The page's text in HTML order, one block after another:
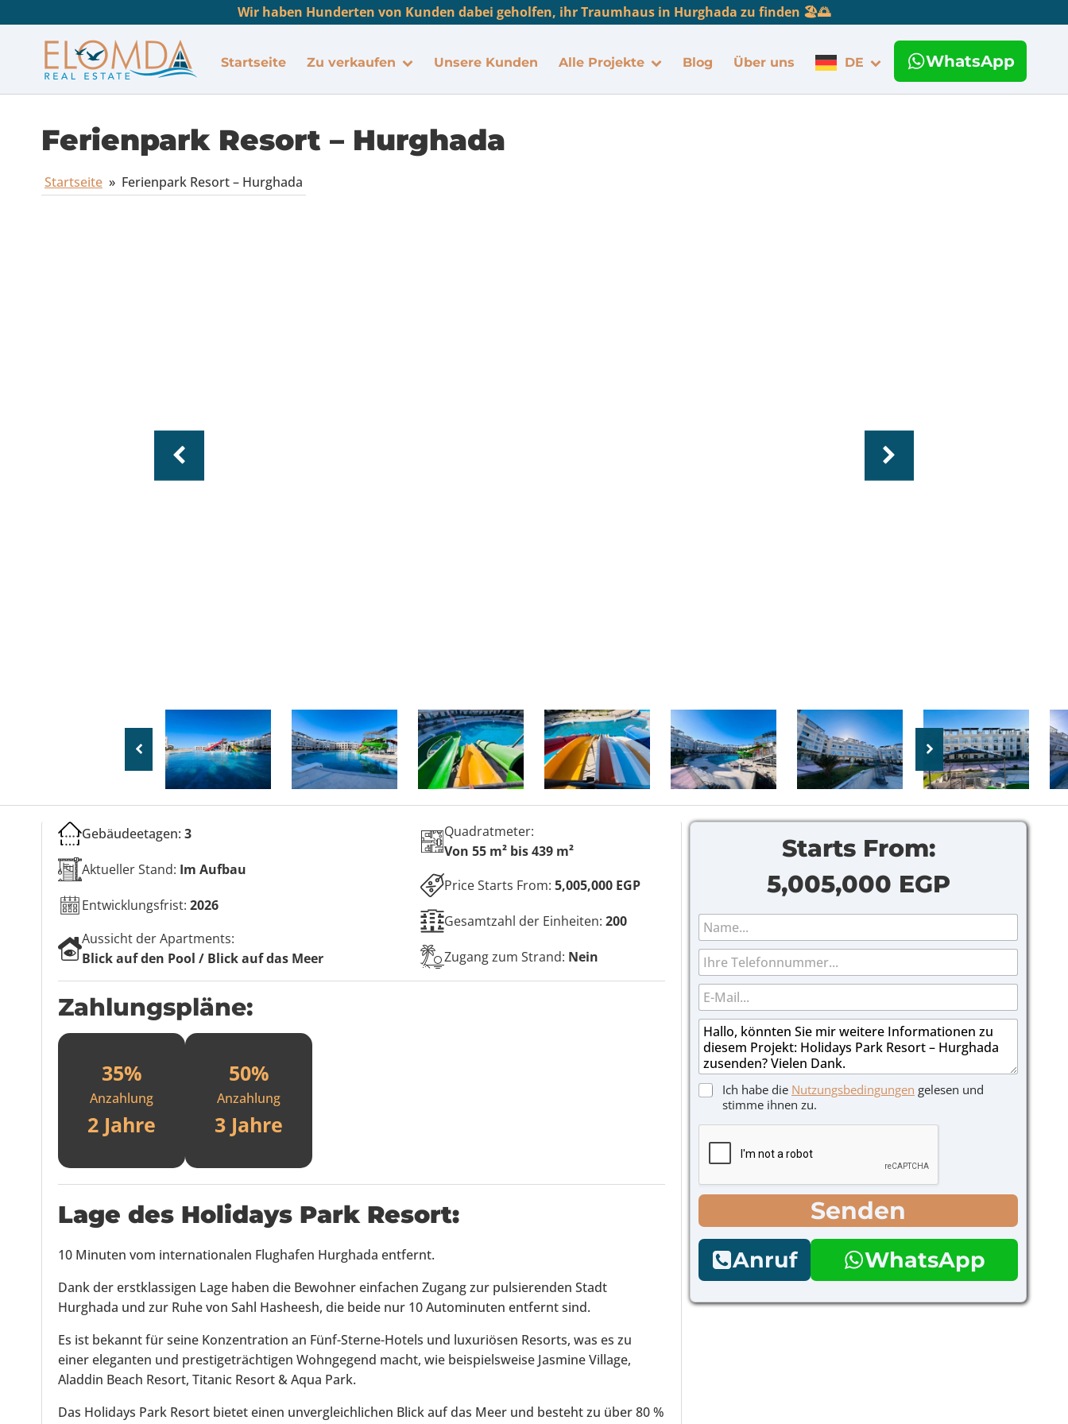
Wir haben Hunderten von Kunden dabei geholfen, ihr Traumhaus in Hurghada zu finden 🏖️🌅
Startseite Zu verkaufen Unsere Kunden Alle Projekte Blog Über uns DE WhatsApp
Ferienpark Resort – Hurghada
Startseite » Ferienpark Resort – Hurghada
Gebäudeetagen: 3
Aktueller Stand: Im Aufbau
Entwicklungsfrist: 2026
Aussicht der Apartments:
Blick auf den Pool / Blick auf das Meer
Quadratmeter:
Von 55 m² bis 439 m²
Price Starts From:5,005,000 EGP
Gesamtzahl der Einheiten:200
Zugang zum Strand: Nein
Zahlungspläne:
35%
Anzahlung
2 Jahre
50%
Anzahlung
3 Jahre
Lage des Holidays Park Resort:
10 Minuten vom internationalen Flughafen Hurghada entfernt.
Dank der erstklassigen Lage haben die Bewohner einfachen Zugang zur pulsierenden Stadt
Hurghada und zur Ruhe von Sahl Hasheesh, die beide nur 10 Autominuten entfernt sind.
Es ist bekannt für seine Konzentration an Fünf-Sterne-Hotels und luxuriösen Resorts, was es zu
einer eleganten und prestigeträchtigen Wohngegend macht, wie beispielsweise Jasmine Village,
Aladdin Beach Resort, Titanic Resort & Aqua Park.
Das Holidays Park Resort bietet einen unvergleichlichen Blick auf das Meer und besteht zu über 80 %
Starts From:
5,005,000 EGP
N
a
m
e
*
T
e
l
e
f
o
n
E
-
M
a
*
N
a
h
r
i
h
K
o
t
l
ä
s
h
n
K
l
l
ä
s
h
e
Ich habe die Nutzungsbedingungen gelesen und
stimme ihnen zu.
Senden
Anruf WhatsApp